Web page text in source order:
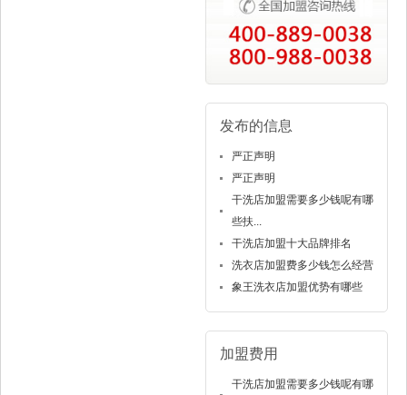
发布的信息
严正声明
严正声明
干洗店加盟需要多少钱呢有哪
些扶...
干洗店加盟十大品牌排名
洗衣店加盟费多少钱怎么经营
象王洗衣店加盟优势有哪些
加盟费用
干洗店加盟需要多少钱呢有哪